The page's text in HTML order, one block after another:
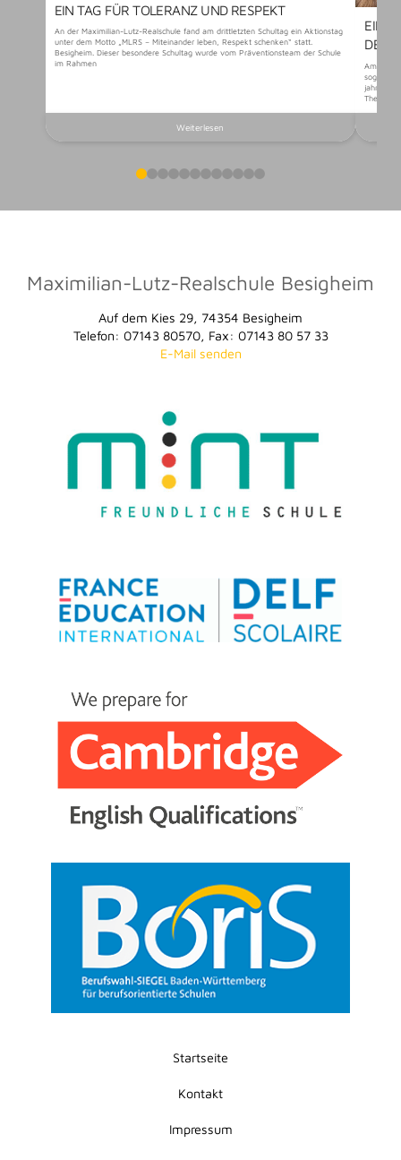
EIN TAG FÜR TOLERANZ UND RESPEKT
An der Maximilian-Lutz-Realschule fand am drittletzten Schultag ein Aktionstag
unter dem Motto „MLRS – Miteinander leben, Respekt schenken“ statt.
Besigheim. Dieser besondere Schultag wurde vom Präventionsteam der Schule
im Rahmen
Weiterlesen
EIN
DER
Am
Themen
0 1 2 3 4 5 6 7 8 9 1011
Maximilian-Lutz-Realschule Besigheim
Auf dem Kies 29, 74354 Besigheim
Telefon: 07143 80570, Fax: 07143 80 57 33
E-Mail senden
Startseite
Kontakt
Impressum